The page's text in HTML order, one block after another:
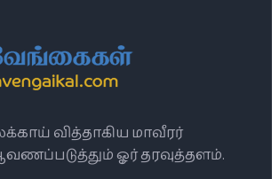
வித்தாகிய மாவீரர்
ஓர் தரவுத்தளம்.